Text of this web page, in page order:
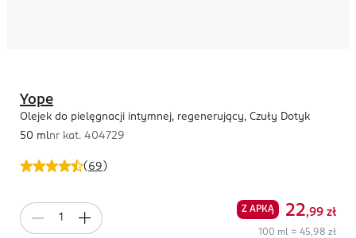
( 69 )
Yope
Olejek do pielęgnacji intymnej, regenerujący, Czuły Dotyk
50 mlnr kat. 404729
Z APKĄ 22,99 zł
100 ml = 45,98 zł